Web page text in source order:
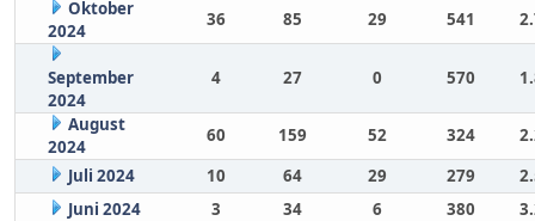
Oktober
2024
36 85 29 541
September
2024
4 27 0 570
August
2024
60 159 52 324
Juli 2024
10 64 29 279
Juni 2024
3 34 6 380